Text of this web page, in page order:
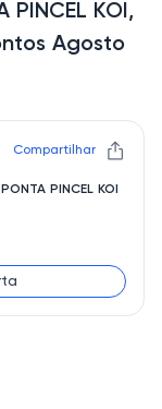
PINCEL KOI,
Agosto
Compartilhar
PINCEL KOI